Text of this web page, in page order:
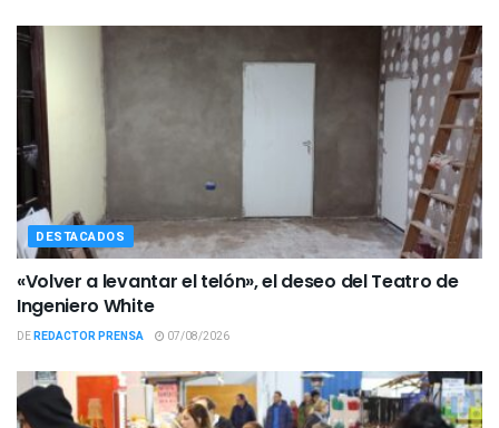
DESTACADOS
«Volver a levantar el telón», el deseo del Teatro de
Ingeniero White
DEREDACTOR PRENSA 07/08/2026